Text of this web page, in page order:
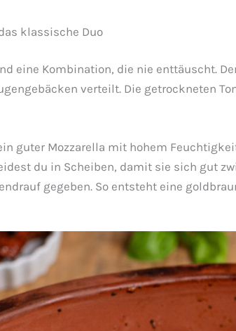
klassische Duo
eine Kombination, die nie enttäuscht.
verteilt. Die getrockneten
guter Mozzarella mit hohem
du in Scheiben, damit sie sich gut
gegeben. So entsteht eine